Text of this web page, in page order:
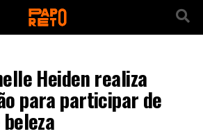
Heiden realiza
para participar de